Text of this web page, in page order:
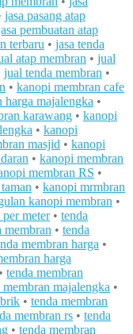
jasa pasang atap
pembuatan atap
terbaru • jasa tenda
atap membran • jual
jual tenda membran •
• kanopi membran cafe
harga majalengka •
karawang • kanopi
• kanopi
masjid • kanopi
• kanopi membran
membran RS •
• kanopi mrmbran
kanopi membran •
per meter• tenda
membran • tenda
membran harga •
harga
• tenda membran
membran majalengka •
• tenda membran
membran rs • tenda
• tenda membran